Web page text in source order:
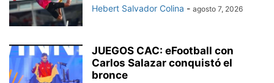
Hebert Salvador Colina - agosto 7, 2026
JUEGOS CAC: eFootball con
Carlos Salazar conquistó el
bronce